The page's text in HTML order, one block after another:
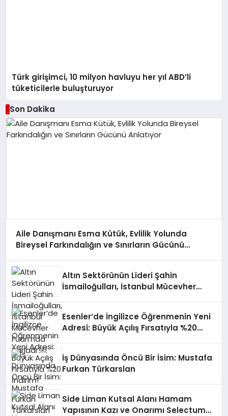
Türk girişimci, 10 milyon havluyu her yıl ABD’li
tüketicilerle buluşturuyor
Son Dakika
Aile Danışmanı Esma Kütük, Evlilik Yolunda
Bireysel Farkındalığın ve Sınırların Gücünü
Altın Sektörünün Lideri Şahin
İsmailoğulları, İstanbul Mücevher
Esenler’de İngilizce Öğrenmenin Yeni
Adresi: Büyük Açılış Fırsatıyla %20
İş Dünyasında Öncü Bir İsim: Mustafa
Furkan Türkarslan
Side Liman Kutsal Alanı Hamam
Yapısının Kazı ve Onarımı Selectum